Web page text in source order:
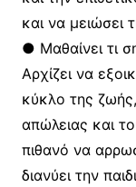
και να μειώσει
● Mαθαίνει τι
Aρχίζει να
κύκλο της
απώλειας και
πιθανό να
διανύει την